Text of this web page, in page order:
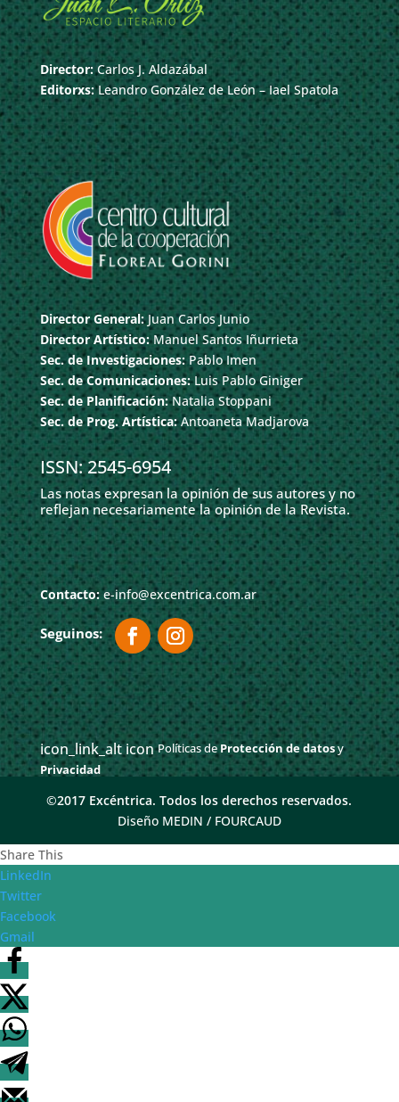
Director:Carlos J. Aldazábal
Editorxs:Leandro González de León – Iael Spatola
Director General:Juan Carlos Junio
Director Artístico:Manuel Santos Iñurrieta
Sec. de Investigaciones:Pablo Imen
Sec. de Comunicaciones:Luis Pablo Giniger
Sec. de Planificación:Natalia Stoppani
Sec. de Prog. Artística:Antoaneta Madjarova
ISSN: 2545-6954
Las notas expresan la opinión de sus autores y no
reflejan necesariamente la opinión de la Revista.
Contacto:e-info@excentrica.com.ar
icon_link_alt icon Políticas deProtección de datosy
Privacidad
©2017 Excéntrica. Todos los derechos reservados.
Diseño MEDIN / FOURCAUD
Share This
LinkedIn
Twitter
Facebook
Gmail